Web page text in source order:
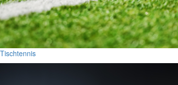
Tischtennis